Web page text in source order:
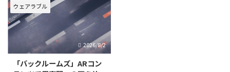
特に「XREAL Air 2」は、その高
い没入感と携帯性により、どこに
いても自分だけの大画面エンター
テイメントを楽しめる画期的な製
品として、多くのユー
ウェアラブル
2026/8/2
「バックルームズ」ARコン